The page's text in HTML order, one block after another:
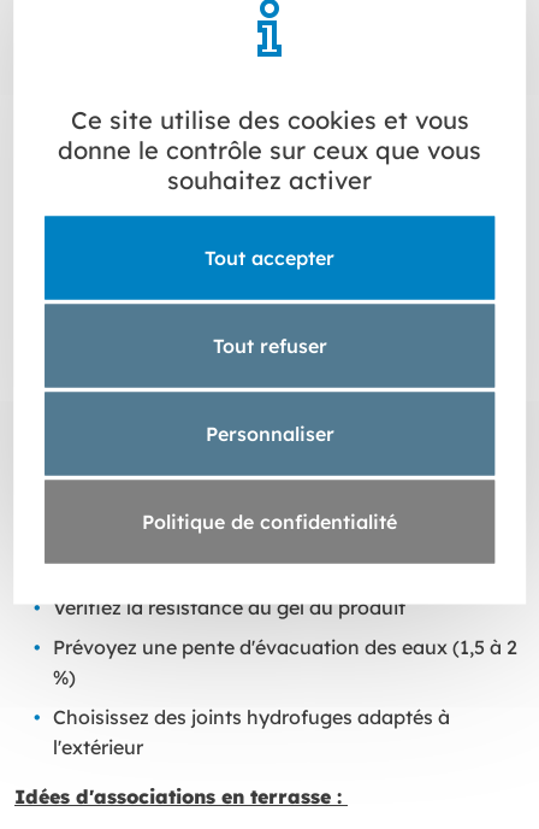
Ce site utilise des cookies et vous
donne le contrôle sur ceux que vous
souhaitez activer
Tout accepter
Tout refuser
Personnaliser
Politique de confidentialité
La tendance du sol continu dedans/dehors fait
paraître les espaces plus grands et crée une fluidité
la terre cuite. Un même carrelage posé au salon et sur
la terrasse attenante efface visuellement la frontière
entre l'intérieur et l'extérieur.
Points d'attention pour la pose extérieure :
Vérifiez la résistance au gel du produit
Prévoyez une pente d'évacuation des eaux (1,5 à 2
%)
Choisissez des joints hydrofuges adaptés à
l'extérieur
Idées d'associations en terrasse :